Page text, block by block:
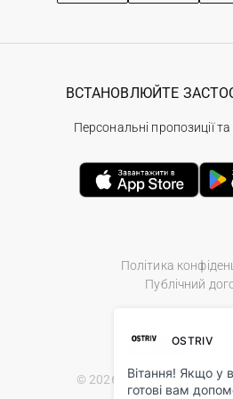
Політика
Публічний
© 2026 Ostriv.ua Store. All
ВСТАНОВЛЮЙТЕ
Персональні пропозиції